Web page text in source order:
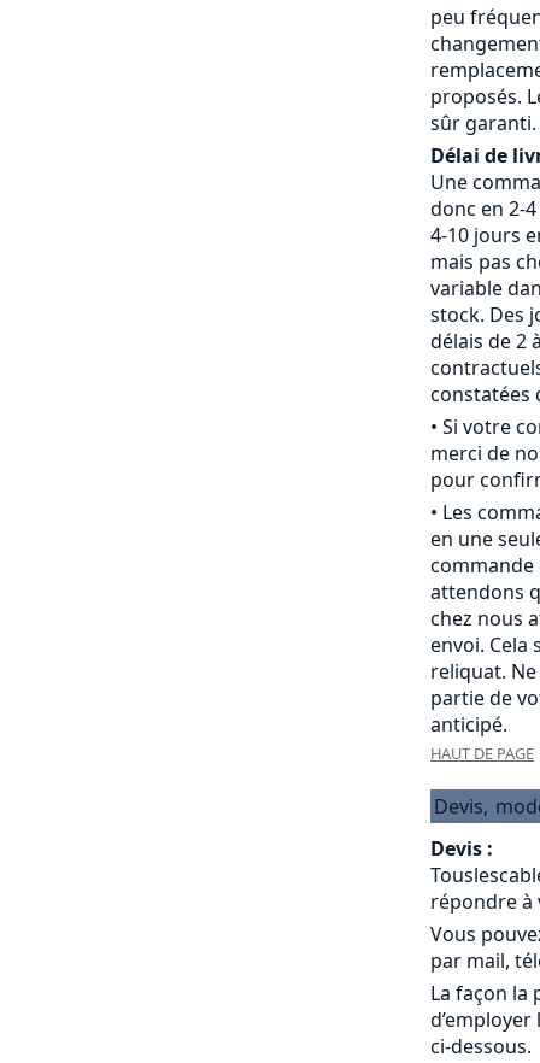
peu
proposés.
sûr garanti.
Délai de
Une
donc en 2-
4-10 jours
mais pas
variable
stock. Des
délais de 2
constatées
• Si votre
merci de
pour
• Les
en une
attendons
chez nous
envoi. Cela
reliquat.
partie de
anticipé.
HAUT DE PAGE
Devis,
Devis :
répondre à
Vous
par mail,
La façon la
ci-dessous.